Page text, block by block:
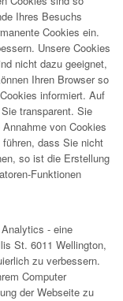
Ihres Besuchs
Cookies ein.
Unsere Cookies
nicht dazu geeignet,
Ihren Browser so
informiert. Auf
transparent. Sie
von Cookies
dass Sie nicht
so ist die Erstellung
Funktionen
- eine
St. 6011 Wellington,
zu verbessern.
Computer
der Webseite zu